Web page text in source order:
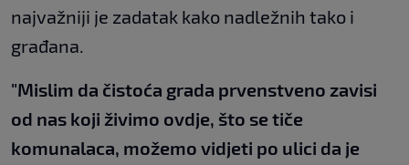
najvažniji je zadatak kako nadležnih tako i
građana.
"Mislim da čistoća grada prvenstveno zavisi
od nas koji živimo ovdje, što se tiče
komunalaca, možemo vidjeti po ulici da je